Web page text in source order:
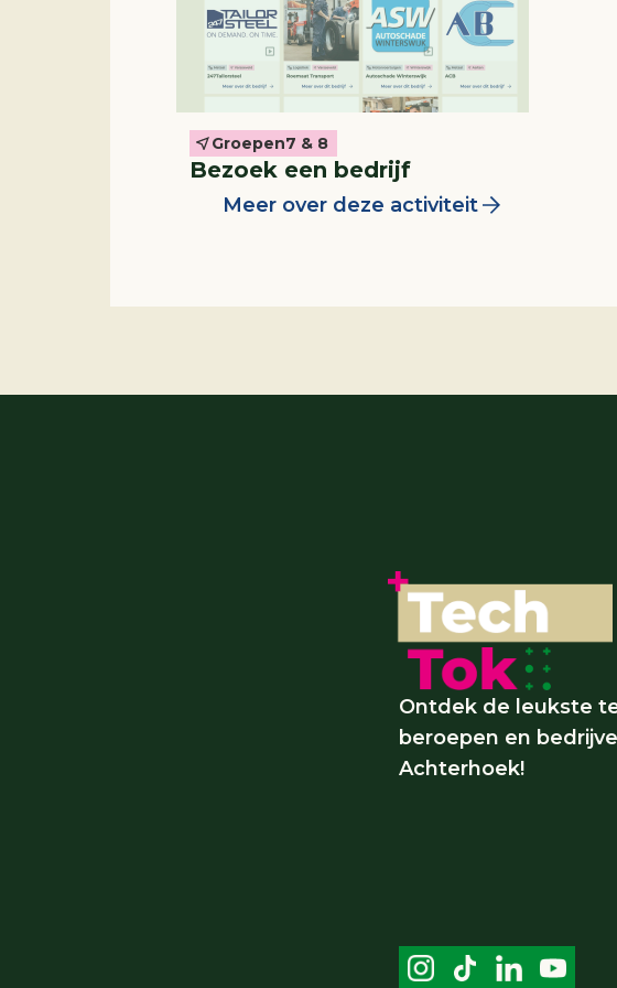
Groepen7 & 8
Bezoek een bedrijf
Meer over deze activiteit
Ontdek de leukste
beroepen en
Achterhoek!